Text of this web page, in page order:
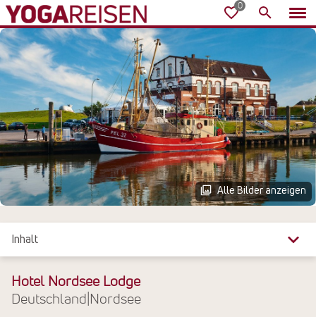
Alle Bilder anzeigen
Inhalt
Überblick
Reiseinfos
Hotel Nordsee Lodge
Deutschland Nordsee